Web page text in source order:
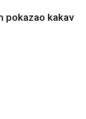
pokazao kakav